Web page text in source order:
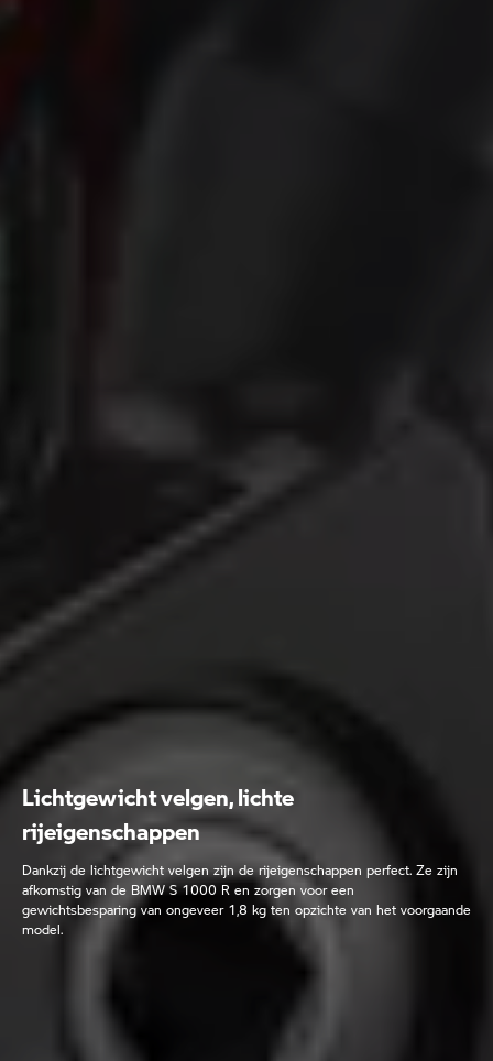
Lichtgewicht velgen, lichte
rijeigenschappen
Dankzij de lichtgewicht velgen zijn de rijeigenschappen perfect. Ze zijn
afkomstig van de BMW S 1000 R en zorgen voor een
gewichtsbesparing van ongeveer 1,8 kg ten opzichte van het voorgaande
model.